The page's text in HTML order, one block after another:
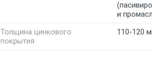
и
Толщина цинкового
покрытия
110-120